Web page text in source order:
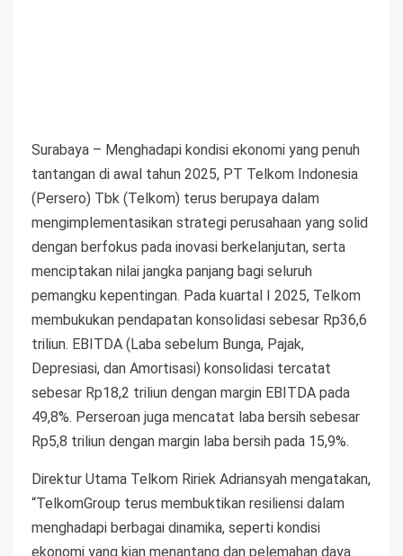
Surabaya – Menghadapi kondisi ekonomi yang penuh
tantangan di awal tahun 2025, PT Telkom Indonesia
(Persero) Tbk (Telkom) terus berupaya dalam
mengimplementasikan strategi perusahaan yang solid
dengan berfokus pada inovasi berkelanjutan, serta
menciptakan nilai jangka panjang bagi seluruh
pemangku kepentingan. Pada kuartal I 2025, Telkom
membukukan pendapatan konsolidasi sebesar Rp36,6
triliun. EBITDA (Laba sebelum Bunga, Pajak,
Depresiasi, dan Amortisasi) konsolidasi tercatat
sebesar Rp18,2 triliun dengan margin EBITDA pada
49,8%. Perseroan juga mencatat laba bersih sebesar
Rp5,8 triliun dengan margin laba bersih pada 15,9%.
Direktur Utama Telkom Ririek Adriansyah mengatakan,
“TelkomGroup terus membuktikan resiliensi dalam
menghadapi berbagai dinamika, seperti kondisi
ekonomi yang kian menantang dan pelemahan daya